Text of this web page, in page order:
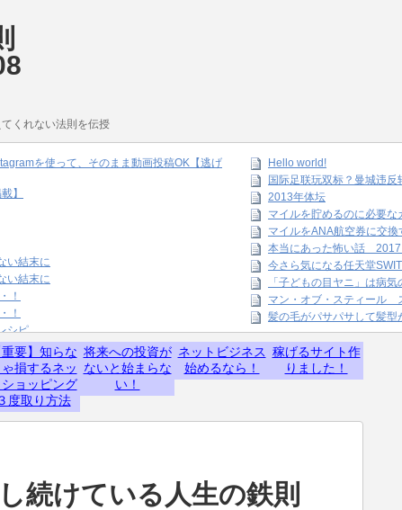
くれない法則を伝授
を使って、そのまま動画投稿OK【逃げ
】
い結末に
い結末に
！
！
シピ
Hello world!
国际足联玩双标？曼城违
2013年体坛
マイルを貯めるのに必要な
マイルをANA航空券に交換
本当にあった怖い話 2017
今さら気になる任天堂
「子どもの目ヤニ」は病
マン・オブ・スティール
髪の毛がパサパサして髪型
重要】知らな
ゃ損するネッ
ショッピング
度取り方法
将来への投資が
ないと始まらな
い！
ネットビジネス
始めるなら！
稼げるサイト作
りました！
続けている人生の鉄則